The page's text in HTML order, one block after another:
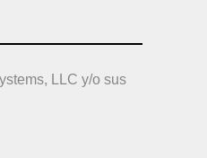
LLC y/o sus